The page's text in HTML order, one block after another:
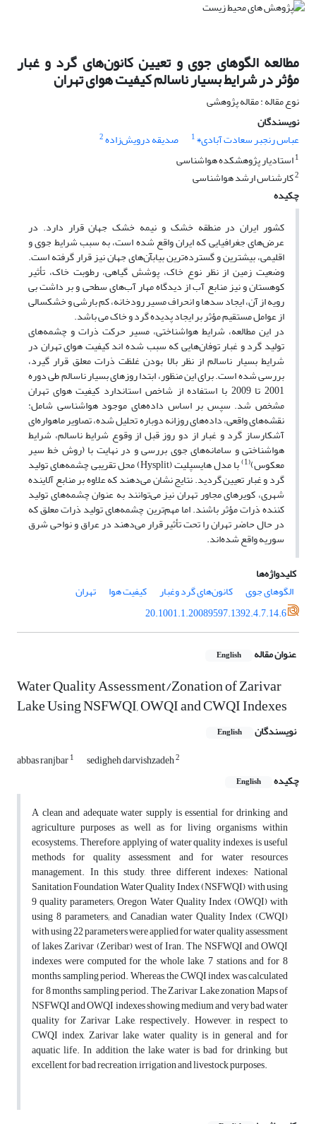
مطالعه الگوهای جوی و تعیین کانون‌های گرد و غبار
مؤثر در شرایط بسیار ناسالم کیفیت هوای تهران
نوع مقاله : مقاله پژوهشی
نویسندگان
عباس رنجبر سعادت آبادی٭1 صدیقه درویش‌زاده2
1استادیار پژوهشکده هواشناسی
2کارشناس ارشد هواشناسی
چکیده
کشور ایران در منطقه خشک و نیمه خشک جهان قرار دارد. در
عرض‌های جغرافیایی که ایران واقع شده است، به سبب شرایط جوی و
اقلیمی، بیشترین و گسترده‌ترین بیابآن‌های جهان نیز قرار گرفته است.
وضعیت زمین از نظر نوع خاک، پوشش گیاهی، رطوبت خاک، تأثیر
کوهستان و نیز منابع آب از دیدگاه مهار آب‌های سطحی و بر داشت بی
رویه از آن، ایجاد سدها و انحراف مسیر رودخانه، کم بارشی و خشکسالی
از عوامل مستقیم مؤثر بر ایجاد پدیده گرد و خاک می باشد.
در این مطالعه، شرایط هواشناختی، مسیر حرکت ذرات و چشمه‌های
تولید گرد و غبار توفان‌هایی که سبب شده اند کیفیت هوای تهران در
شرایط بسیار ناسالم از نظر بالا بودن غلظت ذرات معلق قرار گیرد،
بررسی شده است. برای این منظور، ابتدا روزهای بسیار ناسالم طی دوره
2001 تا 2009 با استفاده از شاخص استاندارد کیفیت هوای تهران
مشخص شد. سپس بر اساس داده‌های موجود هواشناسی شامل:
نقشه‌های واقعی، داده‌های روزانه دوباره تحلیل شده، تصاویر ماهواره‌ای
آشکارساز گرد و غبار از دو روز قبل از وقوع شرایط ناسالم، شرایط
هواشناختی و سامانه‌های جوی بررسی و در نهایت با (روش خط سیر
معکوس)(1) با مدل هایسپلیت (Hysplit) محل تقریبی چشمه‌های تولید
گرد و غبار تعیین گردید. نتایج نشان می‌دهند که علاوه بر منابع آلاینده
شهری، کویرهای مجاور تهران نیز می‌توانند به عنوان چشمه‌های تولید
کننده ذرات مؤثر باشند. اما مهم‌ترین چشمه‌های تولید ذرات معلق که
در حال حاضر تهران را تحت تأثیر قرار می‌دهند در عراق و نواحی شرق
سوریه واقع شده‌اند.
کلیدواژه‌ها
الگوهای جوی
کانون‌های گرد وغبار کیفیت هوا
تهران
20.1001.1.20089597.1392.4.7.14.6
عنوان مقاله English
Water Quality Assessment/Zonation of Zarivar
Lake Using NSFWQI, OWQI and CWQI Indexes
نویسندگان English
abbas ranjbar1 sedigheh darvishzadeh2
چکیده English
A clean and adequate water supply is essential for drinking and
agriculture purposes as well as for living organisms within
ecosystems. Therefore, applying of water quality indexes, is useful
methods for quality assessment and for water resources
management. In this study, three different indexes: National
Sanitation Foundation Water Quality Index (NSFWQI) with using
9 quality parameters; Oregon Water Quality Index (OWQI) with
using 8 parameters; and Canadian water Quality Index (CWQI)
with using 22 parameters were applied for water quality assessment
of lakes Zarivar (Zeribar) west of Iran. The NSFWQI and OWQI
indexes were computed for the whole lake, 7 stations, and for 8
months sampling period. Whereas, the CWQI index was calculated
for 8 months sampling period. The Zarivar Lake zonation Maps of
NSFWQI and OWQI indexes showing medium and very bad water
quality for Zarivar Lake, respectively. However, in respect to
CWQI index, Zarivar lake water quality is in general and for
aquatic life. In addition, the lake water is bad for drinking, but
excellent for bad recreation, irrigation and livestock purposes.